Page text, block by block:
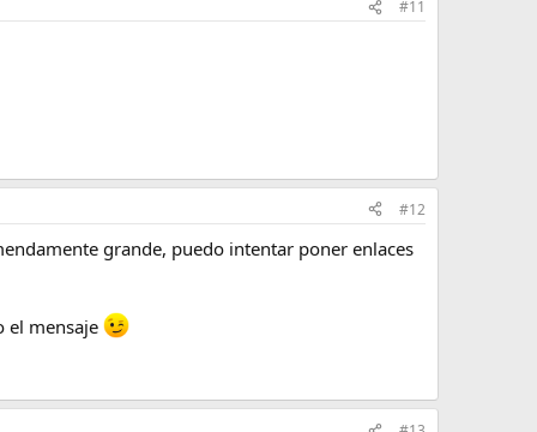
#11
#12
grande, puedo intentar poner enlaces
el mensaje